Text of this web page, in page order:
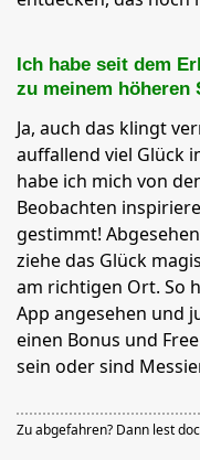
Ich habe seit dem
zu meinem höheren
Ja, auch das klingt
auffallend viel Glück
habe ich mich von
Beobachten
gestimmt!
ziehe das Glück
am richtigen Ort. So
App angesehen und
einen Bonus und
sein oder sind
Zu abgefahren? Dann lest